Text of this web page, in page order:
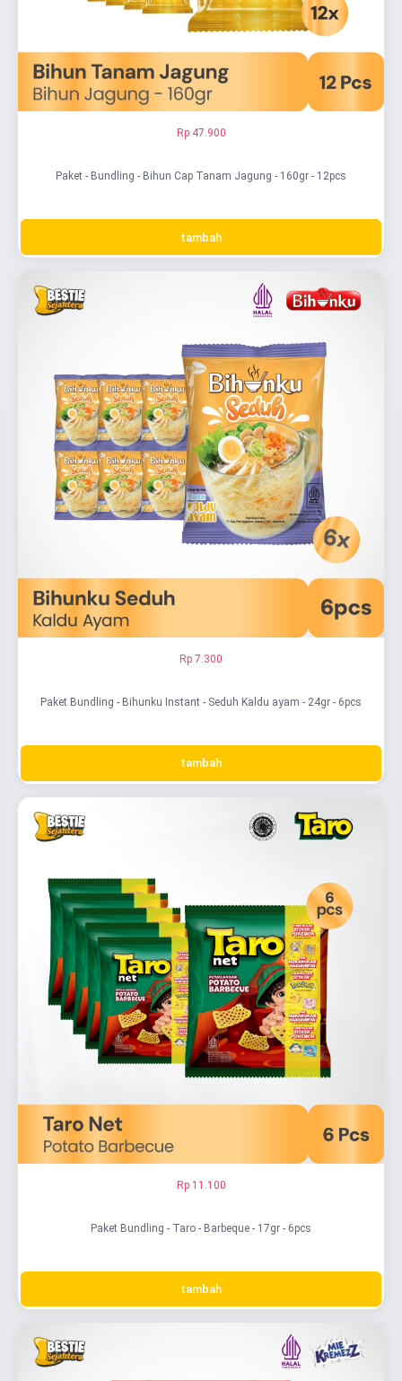
Rp 47.900
Paket - Bundling - Bihun Cap Tanam Jagung - 160gr - 12pcs
tambah
Rp 7.300
Paket Bundling - Bihunku Instant - Seduh Kaldu ayam - 24gr - 6pcs
tambah
Rp 11.100
Paket Bundling - Taro - Barbeque - 17gr - 6pcs
tambah